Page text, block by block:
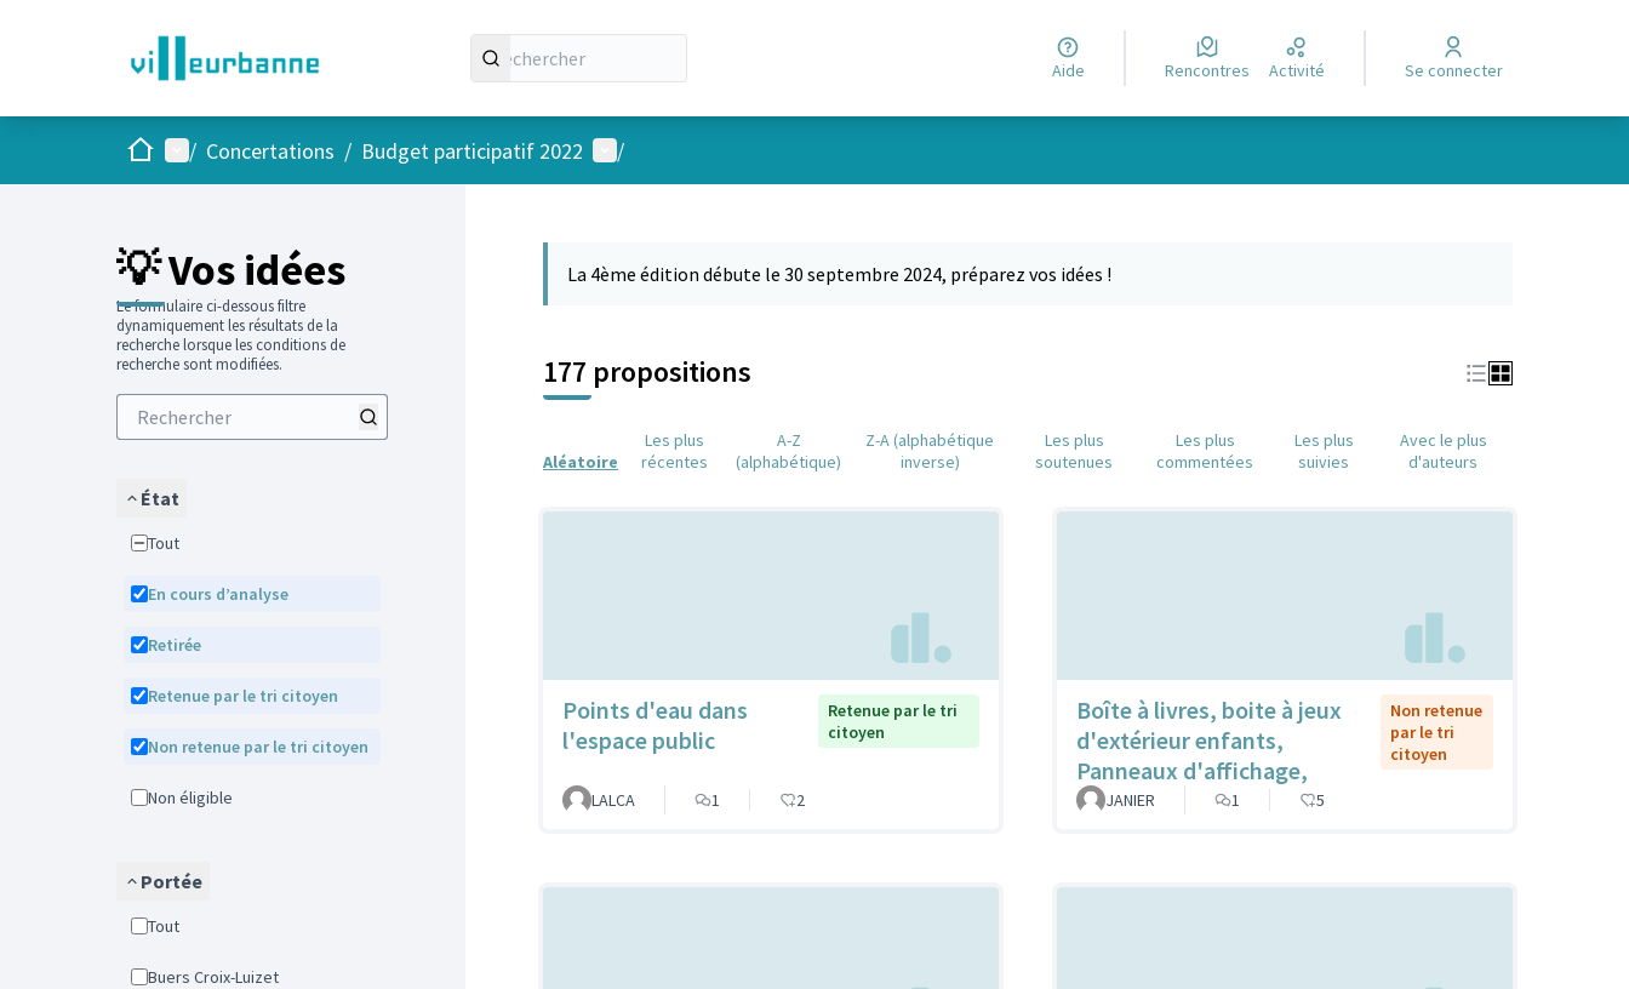
Aide Rencontres Activité Se connecter
AccueilMenu principal
/ Concertations / Budget participatif 2022 Menu utilisateur
/
💡 Vos idées
Le formulaire ci-dessous filtre
dynamiquement les résultats de la
recherche lorsque les conditions de
recherche sont modifiées.
État
Tout
En cours d’analyse
Retirée
Retenue par le tri citoyen
Non retenue par le tri citoyen
Non éligible
Portée
Tout
Buers Croix-Luizet
La 4ème édition débute le 30 septembre 2024, préparez vos idées !
177 propositions
Aléatoire
Les plus
récentes
A-Z
(alphabétique)
Z-A (alphabétique
inverse)
Les plus
soutenues
Les plus
commentées
Les plus
suivies
Avec le plus
d'auteurs
Points d'eau dans
l'espace public
Retenue par le tri
citoyen
LALCA 1 2
Boîte à livres, boite à jeux
d'extérieur enfants,
Panneaux d'affichage,
Non retenue
par le tri
citoyen
JANIER 1 5